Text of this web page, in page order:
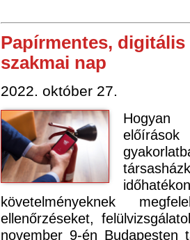
Papírmentes,
szakmai nap
2022. október 27.
Hogyan
követelményeknek
ellenőrzéseket,
november 9-én Budapesten